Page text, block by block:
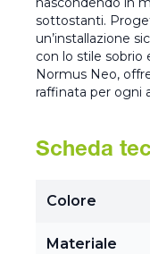
sottostanti.
un’installazione
con lo stile sobrio
Normus Neo,
raffinata per ogni
Scheda
Colore
Materiale